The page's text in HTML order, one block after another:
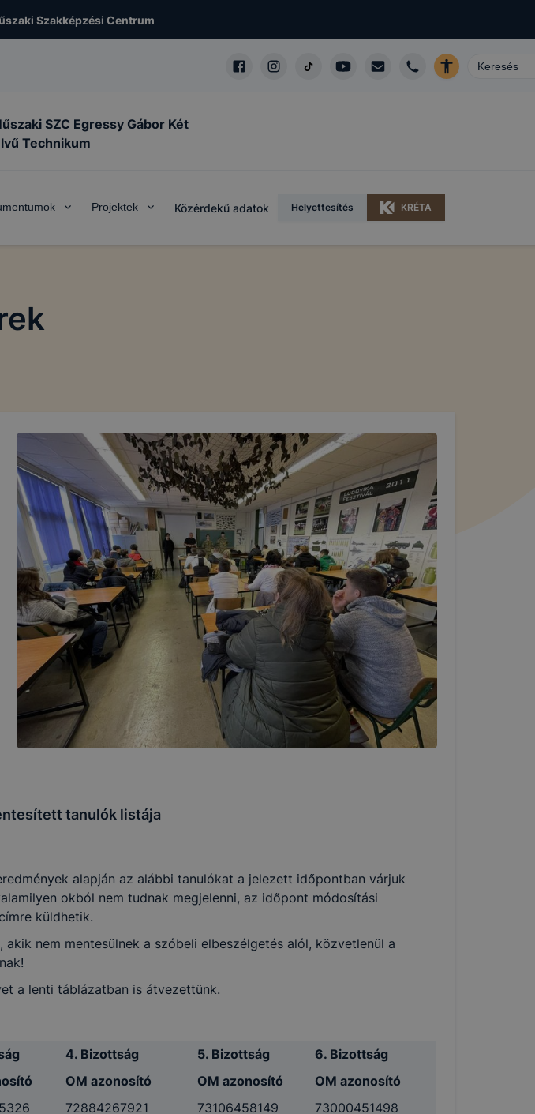
Szakképzési Centrum
SZC Egressy Gábor Két
Technikum
Projektek Közérdekű adatok Helyettesítés KRÉTA
tanulók listája
alapján az alábbi tanulókat a jelezett időpontban várjuk
okból nem tudnak megjelenni, az időpont módosítási
küldhetik.
nem mentesülnek a szóbeli elbeszélgetés alól, közvetlenül a
a lenti táblázatban is átvezettünk.
4. Bizottság 5. Bizottság
6. Bizottság
OM azonosító OM azonosító
OM azonosító
72884267921 73106458149
73000451498